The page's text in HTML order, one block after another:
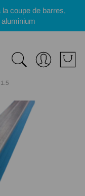
coupe de barres,